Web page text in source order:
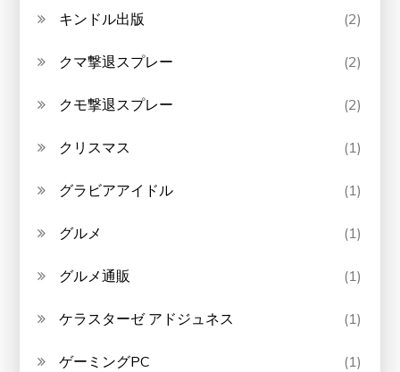
キンドル出版 (2)
クマ撃退スプレー (2)
クモ撃退スプレー (2)
クリスマス (1)
グラビアアイドル (1)
グルメ (1)
グルメ通販 (1)
ケラスターゼ アドジュネス (1)
ゲーミングPC (1)